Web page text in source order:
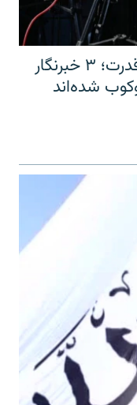
یک سالگی بازگشت طالبان به قدرت؛ ۳ خبرنگار